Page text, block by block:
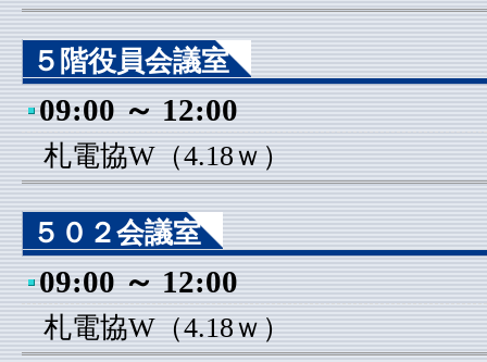
５階役員会議室
09:00 ～ 12:00
札電協W（4.18ｗ）
５０２会議室
09:00 ～ 12:00
札電協W（4.18ｗ）